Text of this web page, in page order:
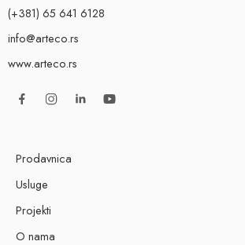
(+381) 65 641 6128
info@arteco.rs
www.arteco.rs
Prodavnica
Usluge
Projekti
O nama